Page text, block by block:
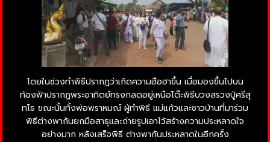
โดยในช่วงทำพิธีปรากฎว่าเกิดความฮือฮาขึ้น เมื่อมองขึ้นไปบน
ท้องฟ้าปรากฏพระอาทิตย์ทรงกลดอยู่เหนือโต๊ะพิธีบวงสรวงปู่ศรีสุ
ทโธ ขณะนั้นทั้งพ่อพราหมณ์ ผู้ทำพิธี แม่แก้วและชาวบ้านที่มาร่วม
พิธีต่างพากันยกมือสาธุและถ่ายรูปเอาไว้สร้างความประหลาดใจ
อย่างมาก หลังเสร็จพิธี ต่างพากันประหลาดในอีกครั้ง